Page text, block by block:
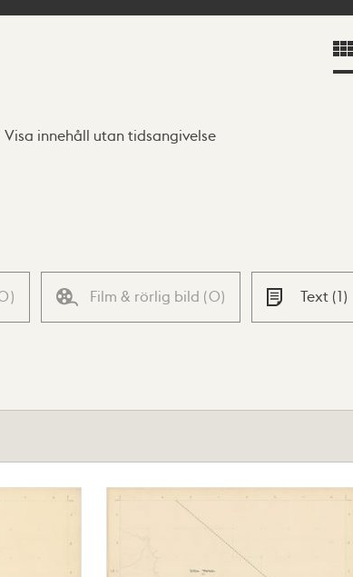
Visa innehåll utan tidsangivelse
) Film & rörlig bild (0) Text (1)